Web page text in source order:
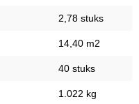
2,78 stuks
14,40 m2
40 stuks
1.022 kg